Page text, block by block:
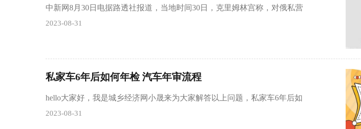
中新网8月30日电据路透社报道，当地时间30日，克里姆林宫称，对俄私营
2023-08-31
私家车6年后如何年检 汽车年审流程
hello大家好，我是城乡经济网小晟来为大家解答以上问题，私家车6年后如
2023-08-31